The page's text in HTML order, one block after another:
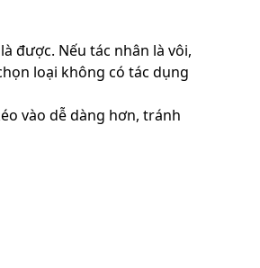
được. Nếu tác nhân là vôi,
loại không có tác dụng
vào dễ dàng hơn, tránh